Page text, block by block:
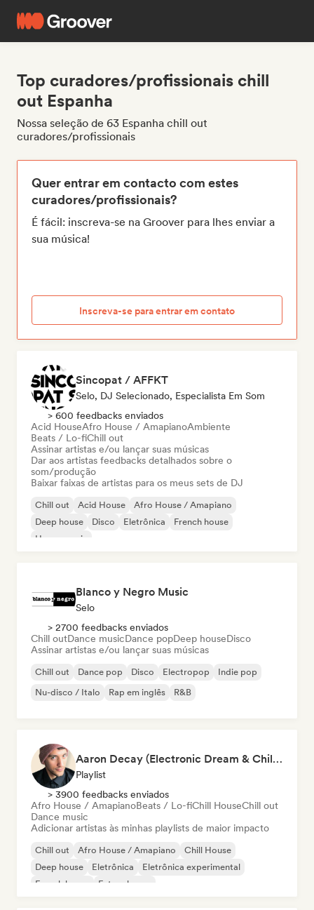
Top curadores/profissionais chill
out Espanha
Nossa seleção de 63 Espanha chill out
curadores/profissionais
Quer entrar em contacto com estes
curadores/profissionais?
É fácil: inscreva-se na Groover para lhes enviar a
sua música!
Inscreva-se para entrar em contato
Sincopat / AFFKT
Selo, DJ Selecionado, Especialista Em Som
> 600 feedbacks enviados
Acid HouseAfro House / AmapianoAmbiente
Beats / Lo-fiChill out
Assinar artistas e/ou lançar suas músicas
Dar aos artistas feedbacks detalhados sobre o
som/produção
Baixar faixas de artistas para os meus sets de DJ
Chill out Acid House
Afro House / Amapiano
Deep house
Disco Eletrônica
French house
House music
Blanco y Negro Music
Selo
> 2700 feedbacks enviados
Chill outDance musicDance popDeep houseDisco
Assinar artistas e/ou lançar suas músicas
Chill out Dance pop Disco Electropop
Indie pop
Nu-disco / Italo
Rap em inglês R&B
Aaron Decay (Electronic Dream & Chill Electronic Dream playlists)
Playlist
> 3900 feedbacks enviados
Afro House / AmapianoBeats / Lo-fiChill HouseChill out
Dance music
Adicionar artistas às minhas playlists de maior impacto
Chill out Afro House / Amapiano
Chill House
Deep house
Eletrônica
Eletrônica experimental
French house
Future house